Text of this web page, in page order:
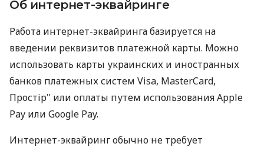
Об интернет-эквайринге
Работа интернет-эквайринга базируется на
введении реквизитов платежной карты. Можно
использовать карты украинских и иностранных
банков платежных систем Visa, MasterCard,
Простір" или оплаты путем использования Apple
Pay или Google Pay.
Интернет-эквайринг обычно не требует